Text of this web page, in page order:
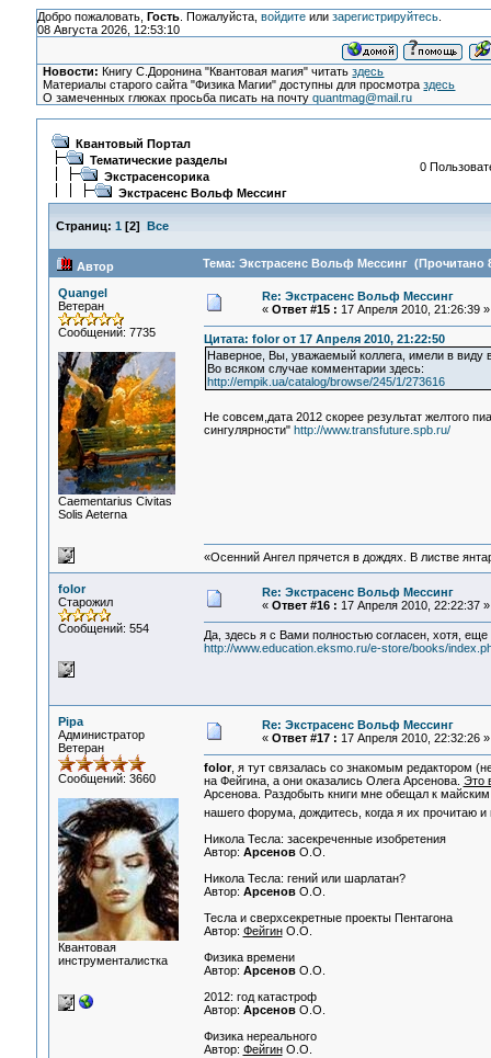
Добро пожаловать, Гость. Пожалуйста, войдитеили зарегистрируйтесь.
08 Августа 2026, 12:53:10
Новости: Книгу С.Доронина "Квантовая магия" читатьздесь
Материалы старого сайта "Физика Магии" доступны для просмотраздесь
О замеченных глюках просьба писать на почтуquantmag@mail.ru
Квантовый Портал
Тематические разделы
Экстрасенсорика
Экстрасенс Вольф Мессинг
0
Страниц: 1 [2] Все
Автор Тема: Экстрасенс Вольф Мессинг (Прочитано
Quangel
Ветеран
Сообщений: 7735
Сaementarius Civitas
Solis Aeterna
Re: Экстрасенс Вольф Мессинг
« Ответ #15 : 17 Апреля 2010, 21:26:39 »
Цитата: folor от 17 Апреля 2010, 21:22:50
Наверное, Вы, уважаемый коллега, имели в виду
Во всяком случае комментарии здесь:
http://empik.ua/catalog/browse/245/1/273616
Не совсем,дата 2012 скорее результат желтого
сингулярности" http://www.transfuture.spb.ru/
«Осенний Ангел прячется в дождях. В листве
folor
Старожил
Сообщений: 554
Re: Экстрасенс Вольф Мессинг
« Ответ #16 : 17 Апреля 2010, 22:22:37 »
Да, здесь я с Вами полностью согласен, хотя, еще
http://www.education.eksmo.ru/e-store/books/
Pipa
Администратор
Ветеран
Сообщений: 3660
Квантовая
инструменталистка
Re: Экстрасенс Вольф Мессинг
« Ответ #17 : 17 Апреля 2010, 22:32:26 »
folor, я тут связалась со знакомым редактором
на Фейгина, а они оказались Олега Арсенова. Это
Арсенова. Раздобыть книги мне обещал к
нашего форума, дождитесь, когда я их прочитаю
Никола Тесла: засекреченные изобретения
Автор: АрсеновО.O.
Никола Тесла: гений или шарлатан?
Автор: АрсеновО.O.
Тесла и сверхсекретные проекты Пентагона
Автор: ФейгинO.O.
Физика времени
Автор: АрсеновО.O.
2012: год катастроф
Автор: АрсеновО.O.
Физика нереального
Автор: ФейгинO.O.